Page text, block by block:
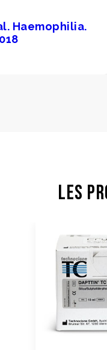
Haemophilia.
Les